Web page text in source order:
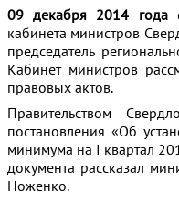
09 декабря 2014 года
кабинета министров
председатель
Кабинет министров
правовых актов.
Правительством
постановления «Об
минимума на I квартал
документа рассказал
Ноженко.